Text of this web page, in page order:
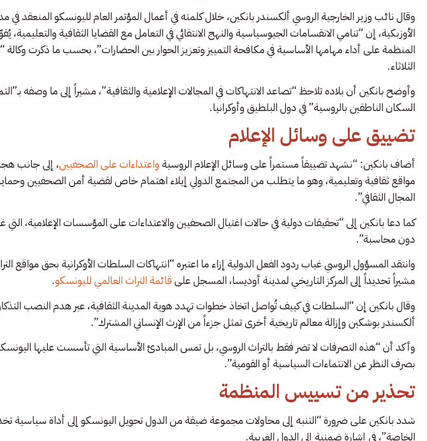
وقال نائب وزير الخارجية الروسي ألكسندر بانكين، خلال كلمته في أعمال المؤتمر العام لليونسكو المنعقد في
الأوزبكية، إن “تنامي الانقسامات الجيوسياسية والنهج الانتقائي في التعامل مع القضايا الثقافية والتعليمية،
المنظمة على أداء مهامها الأساسية في مكافحة التمييز وتعزيز الحوار بين الحضارات”، بحسب ما ذكرت وكالة
الثلاثاء.
وأوضح بانكين أن بلاده تلاحظ “تصاعد الانتهاكات في المجالات الإعلامية والثقافية”، مشيراً إلى ما وصفه
السكان الناطقين بالروسية” في دول البلطيق وأوكرانيا.
تضييق على وسائل الإعلام
أضاف بانكين: “نشهد تضييقاً مستمراً على وسائل الإعلام الروسيةواعتداءات على الصحفيين، إلى جانب
مواقع ثقافية وتعليمية، وهو ما يتطلب من المجتمع الدولي إيلاء اهتمام خاص لقضية أمن الصحفيين
المجال الثقافي”.
كما دعا بانكين إلى “تحقيقات دولية في حالات اغتيال الصحفيين والاعتداءات على المؤسسات الإعلامية، التي
دون محاسبة”.
وانتقد المسؤول الروسي غياب ردود الفعل الدولية إزاء ما اعتبره “انتهاكات السلطات الأوكرانية بحق مواقع
مشيراً تحديداً إلى المركز التاريخي لمدينة أوديسا، المسجل علىقائمة التراث العالمي لليونسكو.
وقال بانكين إن “السلطات في كييف تُواصل اتخاذ خطوات تهدد هوية المدينة الثقافية، عبر هدم النصب
ألكسندر بوشكين وإزالة معالم تاريخية أخرى تمثل جزءاً من الإرث الإنساني المشترك”.
وأكد أن “هذه التصرفات لا تضر فقط بالتراث الروسي، بل تمس المبادئ الأساسية التي تأسست عليها
بصرف النظر عن الانتماءات السياسية أو القومية”.
تحذير من تسييس المنظمة
شدد بانكين على ضرورة “التنبه إلى محاولات مجموعة ضيقة من الدول تحويل اليونسكو إلى أداة سياسية
الخاصة”، في إشارة ضمنية إلى الدول الغربية.